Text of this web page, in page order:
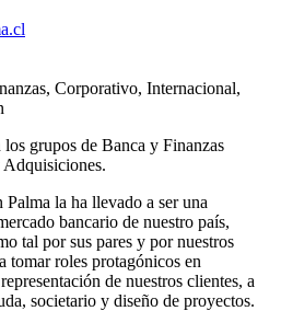
, Corporativo, Internacional,
grupos de Banca y Finanzas
la ha llevado a ser una
bancario de nuestro país,
tal por sus pares y por nuestros
tomar roles protagónicos en
de nuestros clientes, a
societario y diseño de proyectos.